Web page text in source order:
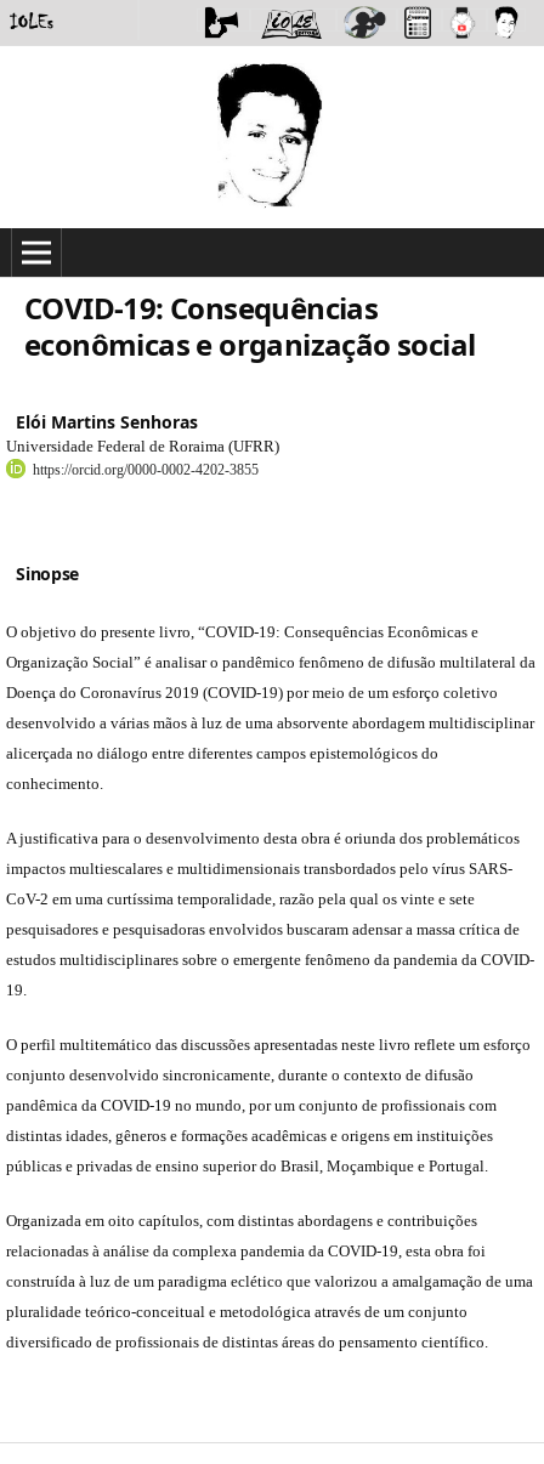
COVID-19: Consequências
econômicas e organização social
Elói Martins Senhoras
Universidade Federal de Roraima (UFRR)
https://orcid.org/0000-0002-4202-3855
Sinopse
O objetivo do presente livro, “COVID-19: Consequências Econômicas e
Organização Social” é analisar o pandêmico fenômeno de difusão multilateral da
Doença do Coronavírus 2019 (COVID-19) por meio de um esforço coletivo
desenvolvido a várias mãos à luz de uma absorvente abordagem multidisciplinar
alicerçada no diálogo entre diferentes campos epistemológicos do
conhecimento.
A justificativa para o desenvolvimento desta obra é oriunda dos problemáticos
impactos multiescalares e multidimensionais transbordados pelo vírus SARS-
CoV-2 em uma curtíssima temporalidade, razão pela qual os vinte e sete
pesquisadores e pesquisadoras envolvidos buscaram adensar a massa crítica de
estudos multidisciplinares sobre o emergente fenômeno da pandemia da COVID-
19.
O perfil multitemático das discussões apresentadas neste livro reflete um esforço
conjunto desenvolvido sincronicamente, durante o contexto de difusão
pandêmica da COVID-19 no mundo, por um conjunto de profissionais com
distintas idades, gêneros e formações acadêmicas e origens em instituições
públicas e privadas de ensino superior do Brasil, Moçambique e Portugal.
Organizada em oito capítulos, com distintas abordagens e contribuições
relacionadas à análise da complexa pandemia da COVID-19, esta obra foi
construída à luz de um paradigma eclético que valorizou a amalgamação de uma
pluralidade teórico-conceitual e metodológica através de um conjunto
diversificado de profissionais de distintas áreas do pensamento científico.